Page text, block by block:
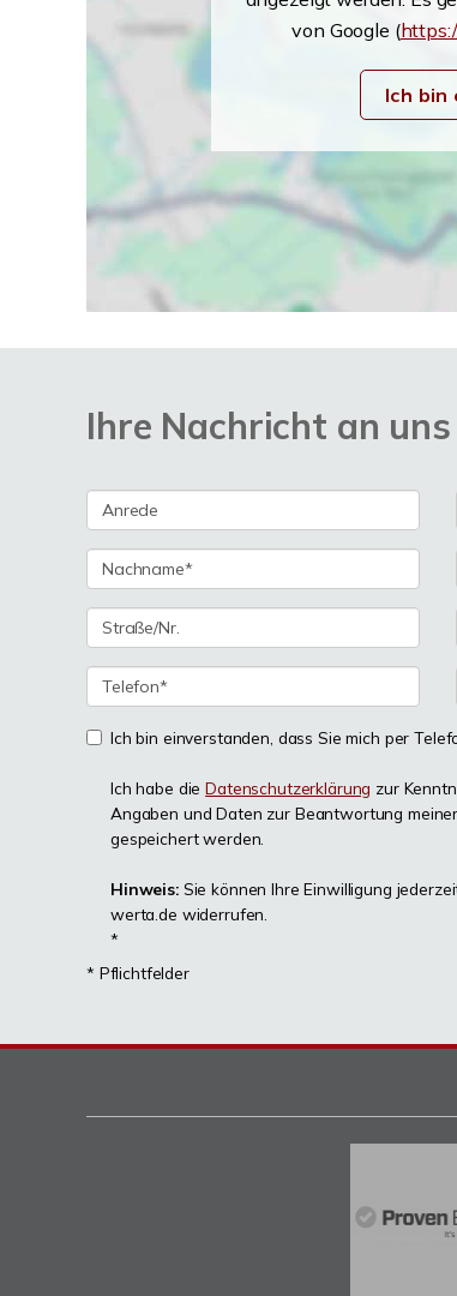
von Google (
Ich
Ihre Nachricht an uns
Ich bin einverstanden, dass Sie mich per
Ich habe dieDatenschutzerklärung zur
Angaben und Daten zur Beantwortung
gespeichert werden.
Hinweis: Sie können Ihre Einwilligung
werta.de widerrufen.
*
* Pflichtfelder